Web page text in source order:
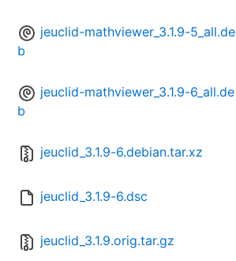
jeuclid-mathviewer_3.1.9-5_all.de
b
jeuclid-mathviewer_3.1.9-6_all.de
b
jeuclid_3.1.9-6.debian.tar.xz
jeuclid_3.1.9-6.dsc
jeuclid_3.1.9.orig.tar.gz